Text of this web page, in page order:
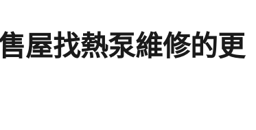
屋找熱泵維修的更